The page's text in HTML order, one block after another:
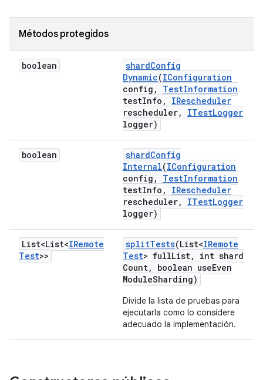
Métodos protegidos
boolean shardConfig
Dynamic(IConfiguration
config , TestInformation
testInfo ,
IRescheduler
rescheduler, ITestLogger
logger)
boolean shardConfig
Internal(IConfiguration
config , TestInformation
testInfo ,
IRescheduler
rescheduler, ITestLogger
logger)
List<List<IRemote
Test>>
splitTests(List<IRemote
Test> fullList,
int shard
Count, boolean useEven
ModuleSharding)
Divide la lista de pruebas para
ejecutarla como lo considere
adecuado la implementación.